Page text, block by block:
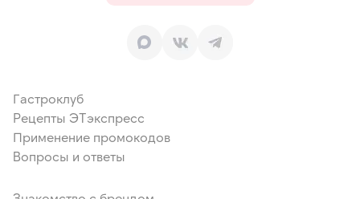
Гастроклуб
Рецепты ЭТэкспресс
Применение промокодов
Вопросы и ответы